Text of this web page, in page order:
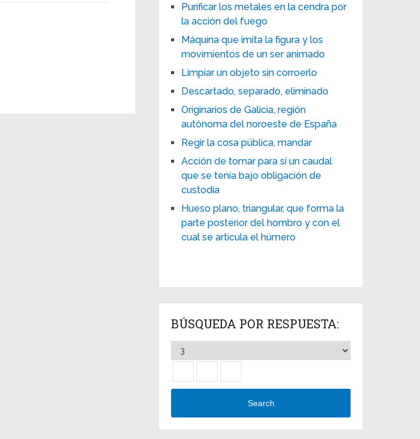
Purificar los metales en la cendra por
la acción del fuego
Máquina que imita la figura y los
movimientos de un ser animado
Limpiar un objeto sin corroerlo
Descartado, separado, eliminado
Originarios de Galicia, región
autónoma del noroeste de España
Regir la cosa pública, mandar
Acción de tomar para sí un caudal
que se tenía bajo obligación de
custodia
Hueso plano, triangular, que forma la
parte posterior del hombro y con el
cual se articula el húmero
BÚSQUEDA POR RESPUESTA:
Search